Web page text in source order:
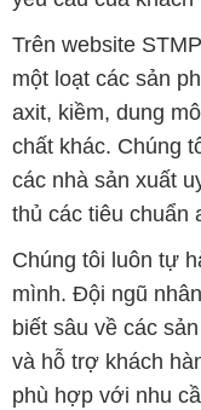
Trên website
một loạt các sản
axit, kiềm, dung
chất khác. Chúng
các nhà sản xuất
thủ các tiêu chuẩn
Chúng tôi luôn tự
mình. Đội ngũ
biết sâu về các
và hỗ trợ khách
phù hợp với nhu